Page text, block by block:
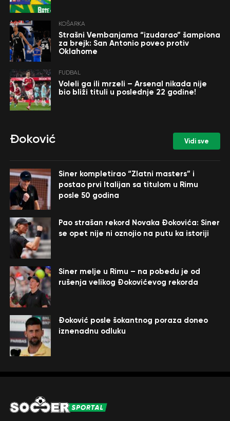
KOŠARKA
Strašni Vembanjama “izudarao” šampiona
za brejk: San Antonio poveo protiv
Oklahome
FUDBAL
Voleli ga ili mrzeli – Arsenal nikada nije
bio bliži tituli u poslednje 22 godine!
Đoković Vidi sve
Siner kompletirao “Zlatni masters” i
postao prvi Italijan sa titulom u Rimu
posle 50 godina
Pao strašan rekord Novaka Đokovića: Siner
se opet nije ni oznojio na putu ka istoriji
Siner melje u Rimu – na pobedu je od
rušenja velikog Đokovićevog rekorda
Đoković posle šokantnog poraza doneo
iznenadnu odluku